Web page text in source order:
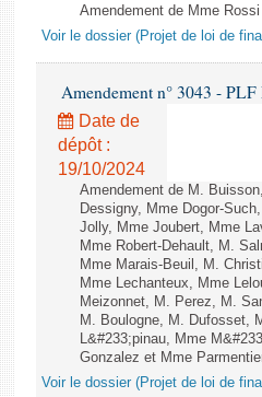
Amendement de Mme
Voir le dossier (Projet de loi de
Amendement n° 3043 - PLF
Date de
dépôt :
19/10/2024
Amendement de M.
Dessigny, Mme Dogor-
Jolly, Mme Joubert, Mme
Mme Robert-Dehault, M.
Mme Marais-Beuil, M.
Mme Lechanteux, Mme
Meizonnet, M. Perez, M.
M. Boulogne, M. Dufosset,
L&#233;pinau, Mme
Gonzalez et Mme
Voir le dossier (Projet de loi de